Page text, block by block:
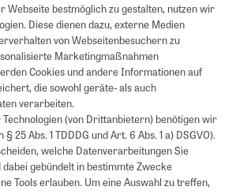
Webseite bestmöglich zu gestalten, nutzen wir
Diese dienen dazu, externe Medien
von Webseitenbesuchern zu
Marketingmaßnahmen
Cookies und andere Informationen auf
die sowohl geräte- als auch
verarbeiten.
Technologien (von Drittanbietern) benötigen wir
25 Abs. 1 TDDDG und Art. 6 Abs. 1 a) DSGVO).
welche Datenverarbeitungen Sie
gebündelt in bestimmte Zwecke
Tools erlauben. Um eine Auswahl zu treffen,
50€. Nicht anwendbar auf Produkte, die der
unterliegen, ZEIT-Akademie, e-Books. Keine
Nicht mit weiteren Gutscheinen/Rabatten
kombinierbar.
kostenlosen Rückversand ausgeschlossen.
zu Rücksendungen finden Sie hier.
gesetzl. MwSt. zzgl. Versandkosten